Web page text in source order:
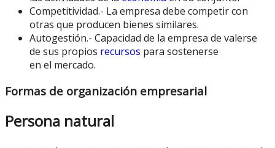
Competitividad.- La empresa debe competir con
otras que producen bienes similares.
Autogestión.- Capacidad de la empresa de valerse
de sus propios recursos para sostenerse
en el mercado.
Formas de organización empresarial
Persona natural